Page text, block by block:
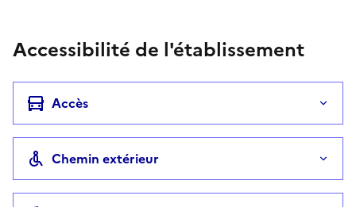
Accessibilité de l'établissement
Accès
Chemin extérieur